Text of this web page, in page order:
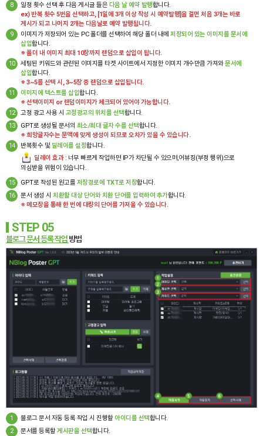
8
일정 횟수 선택 후 다음 게시글 들은 다음 날 예약 발행합니다.
ex) 반복 횟수 5번을 선택하고, [1일에 3개 이상 작성 시 예약발행]을 걸면 처음 3개는 바로
게시가 되고 나머지 2개는 다음날로 예약 발행됩니다.
9
이미지가 저장되어 있는 PC 폴더를 선택하여 해당 폴더 내에 저장되어 있는 이미지를 문서에
삽입합니다.
※ 폴더 내 이미지 최대 10장까지 랜덤으로 삽입이 됩니다.
10
세팅된 키워드와 관련된 이미지를 타겟 사이트에서 지정한 이미지 개수만큼 가져와문서에
삽입합니다.
※ 3~5를 선택 시, 3~5장 중 랜덤으로 삽입됩니다.
11
이미지에 텍스트를 삽입합니다.
※ 선택이미지 or 랜덤이미지가 체크되어 있어야 가능합니다.
12
고정 광고 사용 시 고정광고의 위치를 선택합니다.
13
GPT로 생성될 문서의 최소/최대 글자 수를 선택합니다.
※ 희망글자수는 문맥에 맞게 생성이 되므로 오차가 있을 수 있습니다.
14
반복횟수 및 딜레이를 설정합니다.
딜레이 효과: 너무 빠르게 작업하면 IP가 차단될 수 있으며,어뷰징(부정 행위)으로
의심받을 위험이 있습니다.
15
GPT로 작성된 원고를 저장경로에 TXT로 저장합니다.
16
문서 생성 시 치환할 대상 단어와 치환 단어를 입력하여 추가합니다.
※ 메모장을 통해 한 번에 대량의 단어를 가져올 수 있습니다.
STEP 05
블로그 문서 등록 작업방법
1 블로그 문서 자동 등록 작업 시 진행할 아이디를 선택합니다.
2
문서를 등록할게시판을 선택합니다.